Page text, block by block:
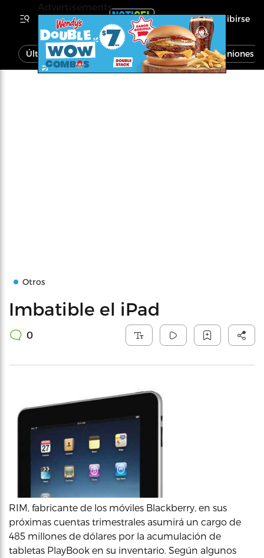
Inscribirse
Última Hora Noticias Economía Opiniones
Otros
Imbatible el iPad
0
RIM, fabricante de los móviles Blackberry, en sus
próximas cuentas trimestrales asumirá un cargo de
485 millones de dólares por la acumulación de
tabletas PlayBook en su inventario. Según algunos
Advertisements